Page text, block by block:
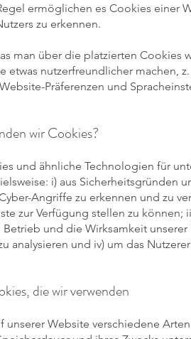
ermöglichen es Cookies einer
zu erkennen.
man über die platzierten Cookies
etwas nutzerfreundlicher machen,
Präferenzen und
wir Cookies?
und ähnliche Technologien für
i) aus Sicherheitsgründen
Angriffe zu erkennen und zu
zur Verfügung stellen zu können;
und die Wirksamkeit unserer
analysieren und iv) um das
die wir verwenden
unserer Website verschiedene